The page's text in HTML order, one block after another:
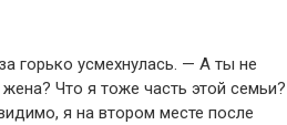
горько усмехнулась. — А ты не
Что я тоже часть этой семьи?
я на втором месте после